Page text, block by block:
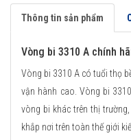
Thông tin sản phẩm
Vòng bi 3310 A chính
Vòng bi 3310 A có tuổi thọ
vận hành cao. Vòng bi
vòng bi khác trên thị
khắp nơi trên toàn thế giới